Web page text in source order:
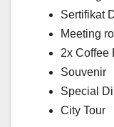
Sertifikat
Meeting
2x Coffee
Souvenir
Special
City Tour